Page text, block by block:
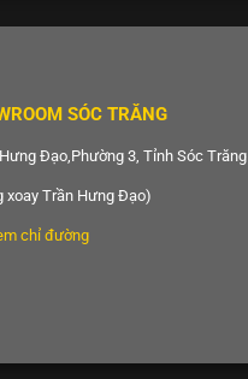
SÓC TRĂNG
Đạo,Phường 3, Tỉnh Sóc Trăng
xoay Trần Hưng Đạo)
chỉ đường